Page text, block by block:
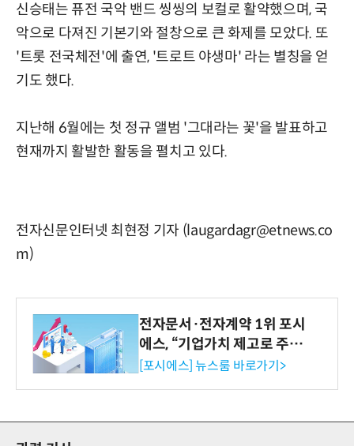
신승태는 퓨전 국악 밴드 씽씽의 보컬로 활약했으며, 국
악으로 다져진 기본기와 절창으로 큰 화제를 모았다. 또
'트롯 전국체전'에 출연, '트로트 야생마' 라는 별칭을 얻
기도 했다.
지난해 6월에는 첫 정규 앨범 '그대라는 꽃'을 발표하고
현재까지 활발한 활동을 펼치고 있다.
전자신문인터넷 최현정 기자 (laugardagr@etnews.co
m)
전자문서·전자계약 1위 포시
에스, “기업가치 제고로 주주
환원 강화” 계획 공시
[포시에스] 뉴스룸 바로가기>